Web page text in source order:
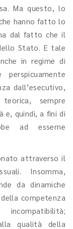
Ma questo, lo
hanno fatto lo
dal fatto che il
Stato. E tale
in regime di
dall’esecutivo,
sempre
e, quindi, a fini di
ad esserne
attraverso il
Insomma,
da dinamiche
competenza
qualità della